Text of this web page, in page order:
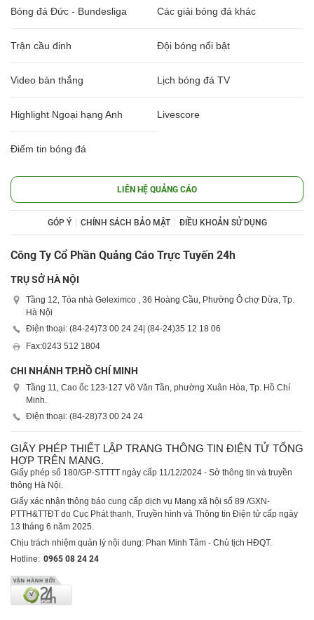
Bóng đá Đức - Bundesliga Các giải bóng đá khác
Trận cầu đinh Đội bóng nổi bật
Video bàn thắng Lịch bóng đá TV
Highlight Ngoại hạng Anh Livescore
Điểm tin bóng đá
LIÊN HỆ QUẢNG CÁO
GÓP Ý CHÍNH SÁCH BẢO MẬT ĐIỀU KHOẢN SỬ DỤNG
Công Ty Cổ Phần Quảng Cáo Trực Tuyến 24h
TRỤ SỞ HÀ NỘI
Tầng 12, Tòa nhà Geleximco , 36 Hoàng Cầu, Phường Ô chợ Dừa, Tp.
Hà Nội
Điện thoại: (84-24)73 00 24 24 | (84-24)35 12 18 06
Fax:0243 512 1804
CHI NHÁNH TP.HỒ CHÍ MINH
Tầng 11, Cao ốc 123-127 Võ Văn Tần, phường Xuân Hòa, Tp. Hồ Chí
Minh.
Điện thoại: (84-28)73 00 24 24
GIẤY PHÉP THIẾT LẬP TRANG THÔNG TIN ĐIỆN TỬ TỔNG
HỢP TRÊN MẠNG.
Giấy phép số 180/GP-STTTT ngày cấp 11/12/2024 - Sở thông tin và truyền
thông Hà Nội.
Giấy xác nhận thông báo cung cấp dịch vụ Mạng xã hội số 89 /GXN-
PTTH&TTĐT do Cục Phát thanh, Truyền hình và Thông tin Điện tử cấp ngày
13 tháng 6 năm 2025.
Chịu trách nhiệm quản lý nội dung: Phan Minh Tâm - Chủ tịch HĐQT.
Hotline: 0965 08 24 24